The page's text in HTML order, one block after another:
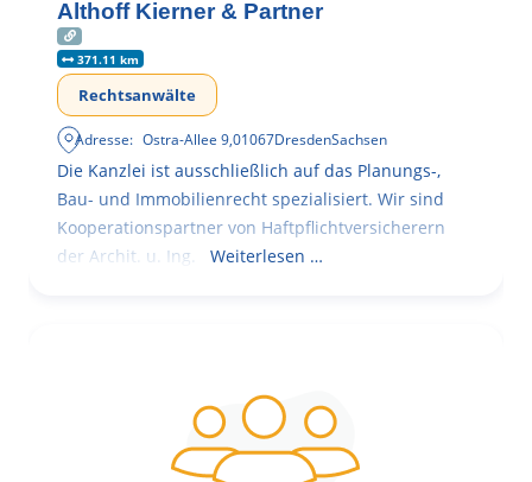
Althoff Kierner & Partner
371.11 km
Rechtsanwälte
Adresse: Ostra-Allee 9,01067DresdenSachsen
Die Kanzlei ist ausschließlich auf das Planungs-,
Bau- und Immobilienrecht spezialisiert. Wir sind
Kooperationspartner von Haftpflichtversicherern
der Archit. u. Ing.
Weiterlesen …